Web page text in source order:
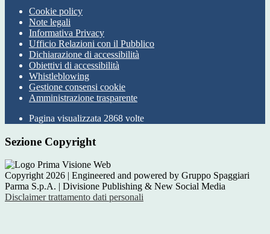
Cookie policy
Note legali
Informativa Privacy
Ufficio Relazioni con il Pubblico
Dichiarazione di accessibilità
Obiettivi di accessibilità
Whistleblowing
Gestione consensi cookie
Amministrazione trasparente
Pagina visualizzata 2868 volte
Sezione Copyright
Copyright 2026 | Engineered and powered by Gruppo Spaggiari
Parma S.p.A. | Divisione Publishing & New Social Media
Disclaimer trattamento dati personali